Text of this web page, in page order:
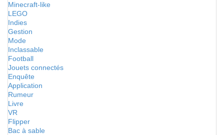
Minecraft-like
LEGO
Indies
Gestion
Mode
Inclassable
Football
Jouets connectés
Enquête
Application
Rumeur
Livre
VR
Flipper
Bac à sable